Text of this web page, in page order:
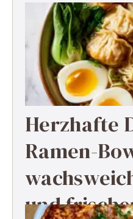
Herzhafte
Ramen-
und